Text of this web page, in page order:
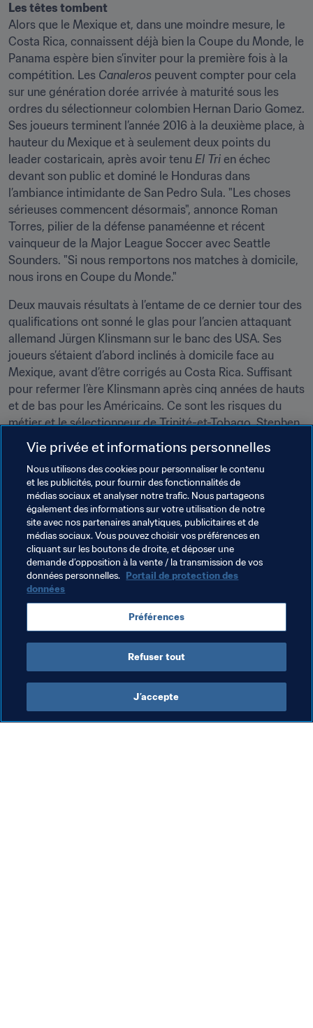
Les têtes tombent
Alors que le Mexique et, dans une moindre mesure, le
Costa Rica, connaissent déjà bien la Coupe du Monde, le
Panama espère bien s’inviter pour la première fois à la
compétition. Les Canaleros peuvent compter pour cela
sur une génération dorée arrivée à maturité sous les
ordres du sélectionneur colombien Hernan Dario Gomez.
Ses joueurs terminent l’année 2016 à la deuxième place, à
hauteur du Mexique et à seulement deux points du
leader costaricain, après avoir tenu El Tri en échec
devant son public et dominé le Honduras dans
l’ambiance intimidante de San Pedro Sula. "Les choses
sérieuses commencent désormais", annonce Roman
Torres, pilier de la défense panaméenne et récent
vainqueur de la Major League Soccer avec Seattle
Sounders. "Si nous remportons nos matches à domicile,
nous irons en Coupe du Monde."
Deux mauvais résultats à l’entame de ce dernier tour des
qualifications ont sonné le glas pour l’ancien attaquant
allemand Jürgen Klinsmann sur le banc des USA. Ses
joueurs s’étaient d’abord inclinés à domicile face au
Mexique, avant d’être corrigés au Costa Rica. Suffisant
pour refermer l’ère Klinsmann après cinq années de hauts
et de bas pour les Américains. Ce sont les risques du
métier et le sélectionneur de Trinité-et-Tobago, Stephen
Hart, en a lui aussi fait l’expérience, malgré un beau
quatrième tour, après les deux défaites inaugurales de
son équipe dans l’Hexagonal. Les USA ont rappelé un
Soca Warriors ont fait confiance au globe-trotter belge
Tom Saintfiet à l’orée de l’année 2017.
Thèmes en lien
Canada Costa Rica Honduras Jamaica
Mexico Panama USA Concacaf
Vie privée et informations personnelles
Nous utilisons des cookies pour personnaliser le contenu
et les publicités, pour fournir des fonctionnalités de
médias sociaux et analyser notre trafic. Nous partageons
également des informations sur votre utilisation de notre
site avec nos partenaires analytiques, publicitaires et de
médias sociaux. Vous pouvez choisir vos préférences en
cliquant sur les boutons de droite, et déposer une
demande d’opposition à la vente / la transmission de vos
données personnelles. Portail de protection des
données
Préférences
Refuser tout
J’accepte